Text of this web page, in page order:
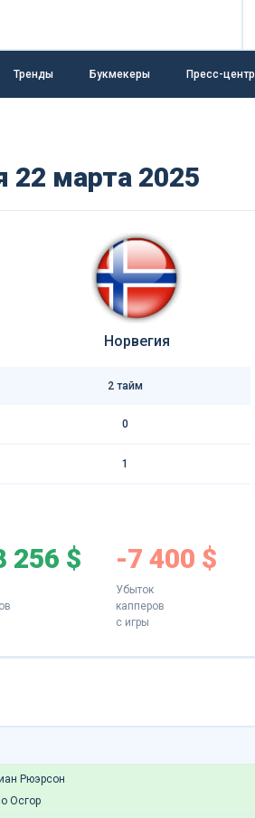
Тренды Букмекеры Пресс-центр
22 марта 2025
Норвегия
2 тайм
0
1
256 $ -7 400 $
Убыток
капперов
с игры
Рюэрсон
Осгор